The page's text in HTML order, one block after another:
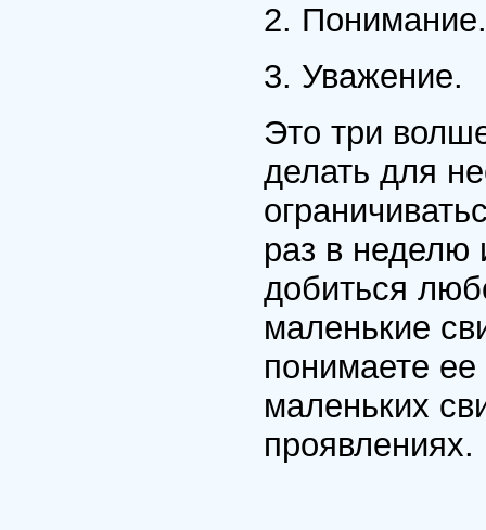
2. Понимание.
3. Уважение.
Это три
делать для
раз в неделю
добиться
маленькие
понимаете ее
маленьких
проявлениях.